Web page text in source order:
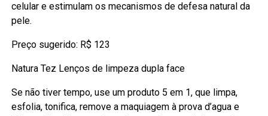
celular e estimulam os mecanismos de defesa natural da
pele.
Preço sugerido: R$ 123
Natura Tez Lenços de limpeza dupla face
Se não tiver tempo, use um produto 5 em 1, que limpa,
esfolia, tonifica, remove a maquiagem à prova d’agua e